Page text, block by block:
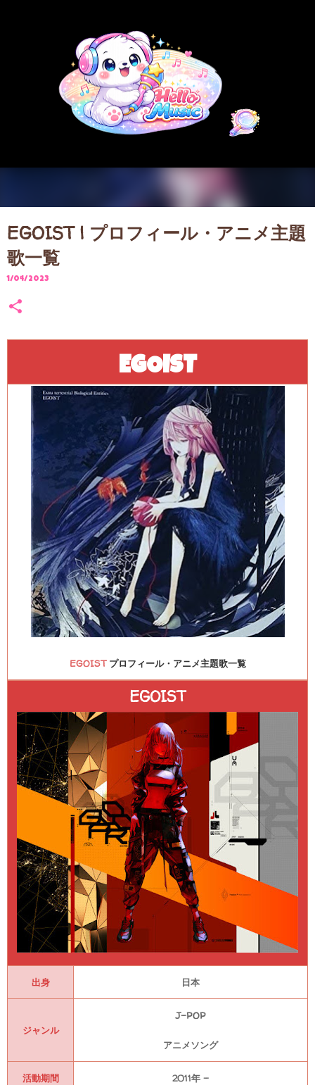
EGOIST | プロフィール・アニメ主題
歌一覧
1/04/2023
EGOIST
EGOISTプロフィール・アニメ主題歌一覧
EGOIST
出身 日本
ジャンル
J-POP
アニメソング
活動期間 2011年 -